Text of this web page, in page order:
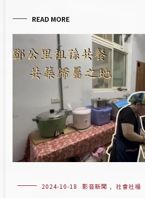
READ MORE
2024-10-18 影音新聞 , 社會社福